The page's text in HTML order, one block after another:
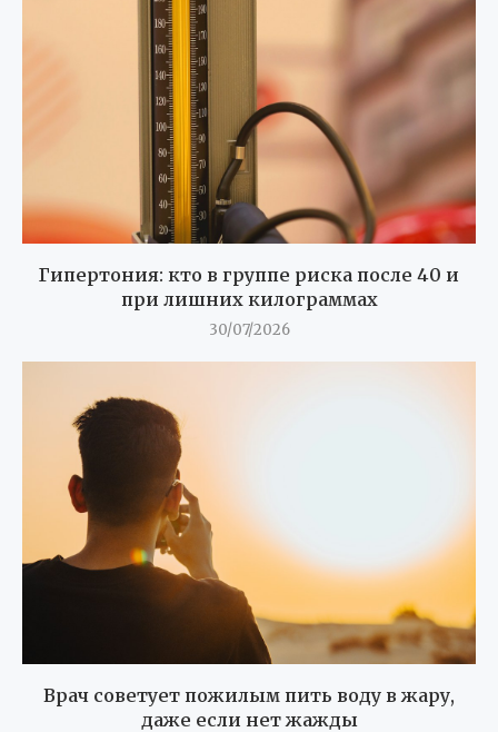
Гипертония: кто в группе риска после 40 и
при лишних килограммах
30/07/2026
Врач советует пожилым пить воду в жару,
даже если нет жажды